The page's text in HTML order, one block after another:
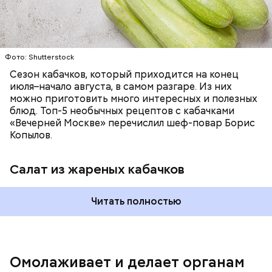
Фото: Shutterstock
Сезон кабачков, который приходится на конец
июля–начало августа, в самом разгаре. Из них
можно приготовить много интересных и полезных
блюд. Топ-5 необычных рецептов с кабачками
«Вечерней Москве» перечислил шеф-повар Борис
Копылов.
Салат из жареных кабачков
Читать полностью
Омолаживает и делает органам
кремний — укрепляет кости, зубы, волосы и
ногти и оказывает омолаживающее действие;
клетчатка — достаточно нежная и забирает
Вред дыни
Фото: Shutterstock
А врач-эндокринолог Алексей Калинчев рассказал,
что существует множество блюд, где используют
лучше. Потому что это исключает вероятность
возникновения дефицитов микроэлементов, —
заверил специалист.